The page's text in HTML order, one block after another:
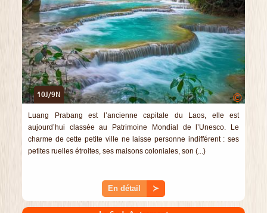
10J/9N ©
Luang Prabang est l’ancienne capitale du Laos, elle est
aujourd’hui classée au Patrimoine Mondial de l’Unesco. Le
charme de cette petite ville ne laisse personne indifférent : ses
petites ruelles étroites, ses maisons coloniales, son (...)
En détail ≻